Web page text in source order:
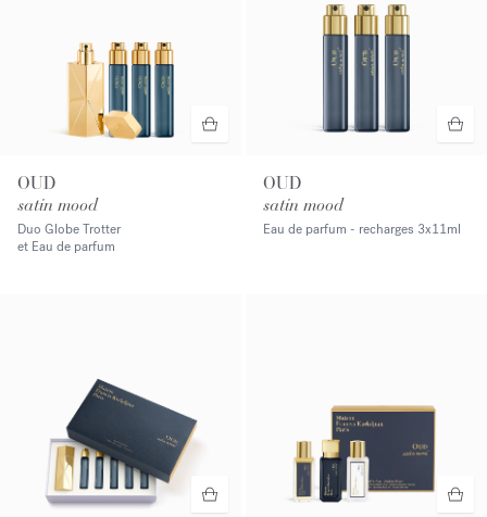
OUD
satin mood
Duo Globe Trotter
et Eau de parfum
OUD
satin mood
Eau de parfum - recharges 3x11ml